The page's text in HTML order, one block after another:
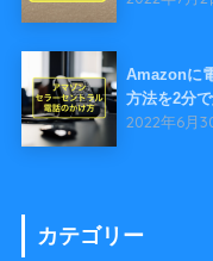
Amazonに
方法を2分
2022年6月
カテゴリー